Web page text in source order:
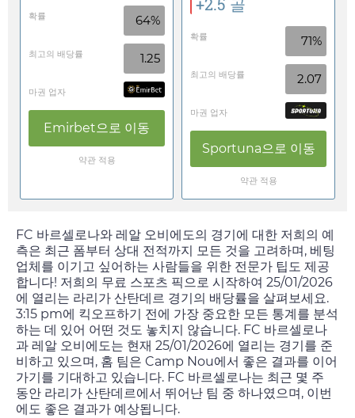
확률 64%
최고의 배당률 1.25
마권 업자
Emirbet으로 이동
약관 적용
+2.5 골
확률 71%
최고의 배당률 2.07
마권 업자
Sportuna으로 이동
약관 적용
FC 바르셀로나와 레알 오비에도의 경기에 대한 저희의 예
측은 최근 폼부터 상대 전적까지 모든 것을 고려하며, 베팅
업체를 이기고 싶어하는 사람들을 위한 전문가 팁도 제공
합니다! 저희의 무료 스포츠 픽으로 시작하여 25/01/2026
에 열리는 라리가 산탄데르 경기의 배당률을 살펴보세요.
3:15 pm에 킥오프하기 전에 가장 중요한 모든 통계를 분석
하는 데 있어 어떤 것도 놓치지 않습니다. FC 바르셀로나
과 레알 오비에도는 현재 25/01/2026에 열리는 경기를 준
비하고 있으며, 홈 팀은 Camp Nou에서 좋은 결과를 이어
가기를 기대하고 있습니다. FC 바르셀로나는 최근 몇 주
동안 라리가 산탄데르에서 뛰어난 팀 중 하나였으며, 이번
에도 좋은 결과가 예상됩니다.